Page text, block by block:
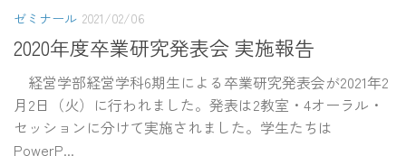
ゼミナール 2021/02/06
2020年度卒業研究発表会 実施報告
経営学部経営学科6期生による卒業研究発表会が2021年2
月2日（火）に行われました。発表は2教室・4オーラル・
セッションに分けて実施されました。学生たちは
PowerP...